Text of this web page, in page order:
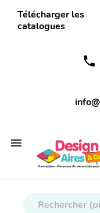
Télécharger les
catalogues
call
info@
